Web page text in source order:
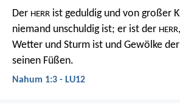
Der HERR ist geduldig und von großer
niemand unschuldig ist; er ist der HERR
Wetter und Sturm ist und Gewölke
seinen Füßen.
Nahum 1:3 - LU12